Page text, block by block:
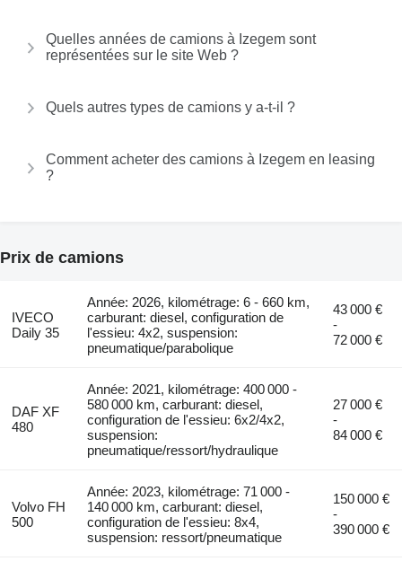
Quelles années de camions à Izegem sont
représentées sur le site Web ?
Quels autres types de camions y a-t-il ?
Comment acheter des camions à Izegem en leasing
?
Prix de camions
IVECO
Daily 35
Année: 2026, kilométrage: 6 - 660 km,
carburant: diesel, configuration de
l'essieu: 4x2, suspension:
pneumatique/parabolique
43 000 €
-
72 000 €
DAF XF
480
Année: 2021, kilométrage: 400 000 -
580 000 km, carburant: diesel,
configuration de l'essieu: 6x2/4x2,
suspension:
pneumatique/ressort/hydraulique
27 000 €
-
84 000 €
Volvo FH
500
Année: 2023, kilométrage: 71 000 -
140 000 km, carburant: diesel,
configuration de l'essieu: 8x4,
suspension: ressort/pneumatique
150 000 €
-
390 000 €